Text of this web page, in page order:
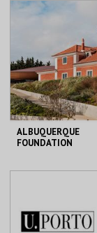
PARQUE
ORNITOLÓGICO
MAIS INFO
COMPRAR
ALBUQUERQUE
FOUNDATION
MAIS INFO